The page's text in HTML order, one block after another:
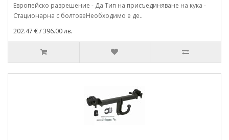
Европейско разрешение - Да Тип на присъединяване на кука -
Стационарна с болтовеНеобходимо е де..
202.47 €/ 396.00 лв.